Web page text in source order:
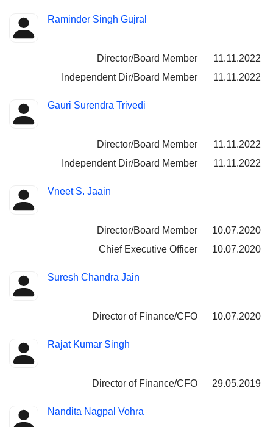
Raminder Singh Gujral
Director/Board Member
11.11.2022
Independent Dir/Board Member
11.11.2022
Gauri Surendra Trivedi
Director/Board Member
11.11.2022
Independent Dir/Board Member
11.11.2022
Vneet S. Jaain
Director/Board Member
10.07.2020
Chief Executive Officer
10.07.2020
Suresh Chandra Jain
Director of Finance/CFO 10.07.2020
Rajat Kumar Singh
Director of Finance/CFO 29.05.2019
Nandita Nagpal Vohra